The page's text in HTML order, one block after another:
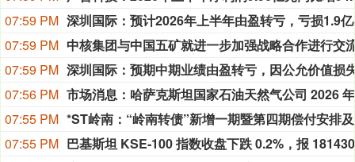
07:59 PM
07:59 PM
07:59 PM
07:56 PM
07:55 PM
07:55 PM